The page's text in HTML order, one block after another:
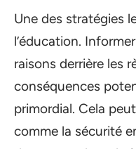
Une des stratégies
l’éducation.
raisons derrière les
conséquences
primordial. Cela
comme la sécurité